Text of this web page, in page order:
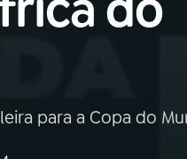
para a Copa do